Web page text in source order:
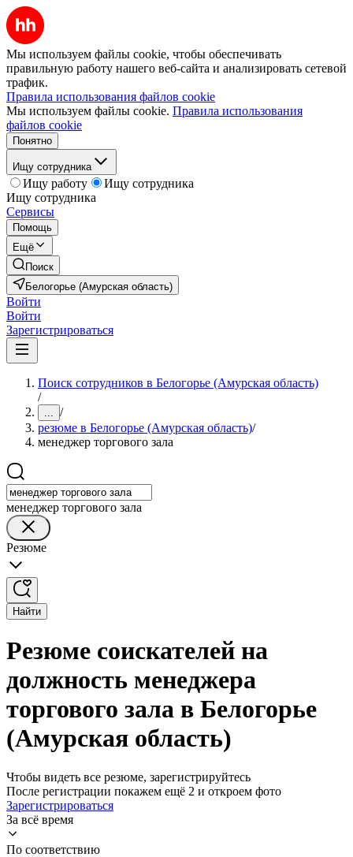
Мы используем файлы cookie, чтобы обеспечивать
правильную работу нашего веб-сайта и анализировать сетевой
трафик.
Правила использования файлов cookie
Мы используем файлы cookie. Правила использования
файлов cookie
Понятно
Ищу сотрудника
Ищу работу
Ищу сотрудника
Ищу сотрудника
Сервисы
Помощь
Ещё
Поиск
Белогорье (Амурская область)
Войти
Войти
Зарегистрироваться
Поиск сотрудников в Белогорье (Амурская область)
/
... /
резюме в Белогорье (Амурская область)/
менеджер торгового зала
менеджер торгового зала
Резюме
Найти
Резюме соискателей на
должность менеджера
торгового зала в Белогорье
(Амурская область)
Чтобы видеть все резюме, зарегистрируйтесь
После регистрации покажем ещё 2 и откроем фото
Зарегистрироваться
За всё время
По соответствию